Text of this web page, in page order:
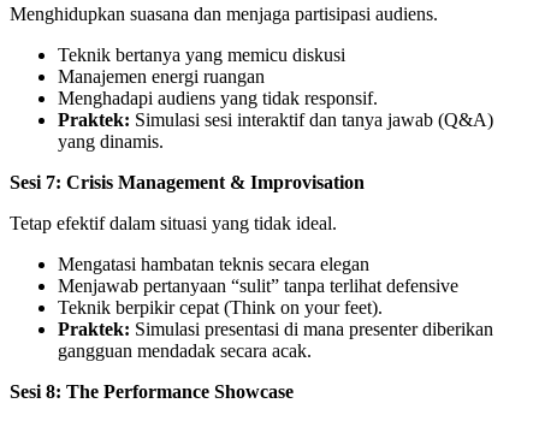
Menghidupkan suasana dan menjaga partisipasi audiens.
Teknik bertanya yang memicu diskusi
Manajemen energi ruangan
Menghadapi audiens yang tidak responsif.
Praktek: Simulasi sesi interaktif dan tanya jawab (Q&A)
yang dinamis.
Sesi 7: Crisis Management & Improvisation
Tetap efektif dalam situasi yang tidak ideal.
Mengatasi hambatan teknis secara elegan
Menjawab pertanyaan “sulit” tanpa terlihat defensive
Teknik berpikir cepat (Think on your feet).
Praktek: Simulasi presentasi di mana presenter diberikan
gangguan mendadak secara acak.
Sesi 8: The Performance Showcase